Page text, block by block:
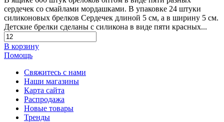
сердечек со смайлами мордашками. В упаковке 24 штуки
силиконовых брелков Сердечек длиной 5 см, а в ширину 5 см.
Детские брелки сделаны с силикона в виде пяти красных...
В корзину
Помощь
Свяжитесь с нами
Наши магазины
Карта сайта
Распродажа
Новые товары
Тренды